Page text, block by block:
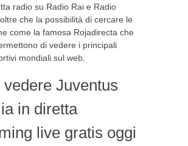
radio su Radio Rai e Radio
che la possibilità di cercare le
come la famosa Rojadirecta che
di vedere i principali
mondiali sul web.
vedere Juventus
in diretta
live gratis oggi